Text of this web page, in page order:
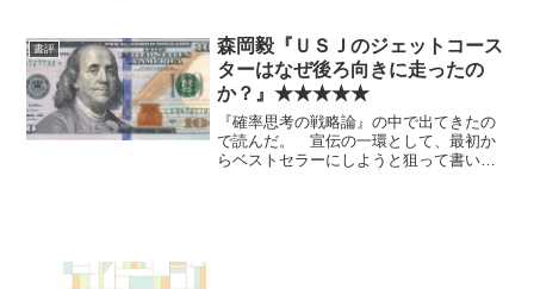
書評
森岡毅『ＵＳＪのジェットコース
ターはなぜ後ろ向きに走ったの
か？』★★★★★
『確率思考の戦略論』の中で出てきたの
で読んだ。 宣伝の一環として、最初か
らベストセラーにしようと狙って書いた